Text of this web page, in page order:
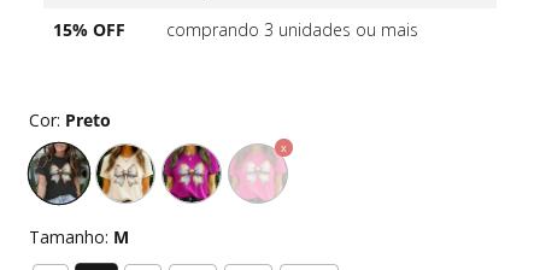
15% OFF
comprando 3 unidades ou mais
Cor: Preto
Tamanho: M